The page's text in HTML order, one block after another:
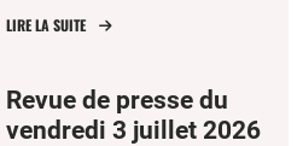
LIRE LA SUITE
Revue de presse du
vendredi 3 juillet 2026